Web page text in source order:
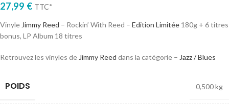
27,99 € TTC*
Vinyle Jimmy Reed – Rockin’ With Reed – Edition Limitée 180g + 6 titres
bonus, LP Album 18 titres
Retrouvez les vinyles de Jimmy Reed dans la catégorie – Jazz / Blues
POIDS 0,500 kg